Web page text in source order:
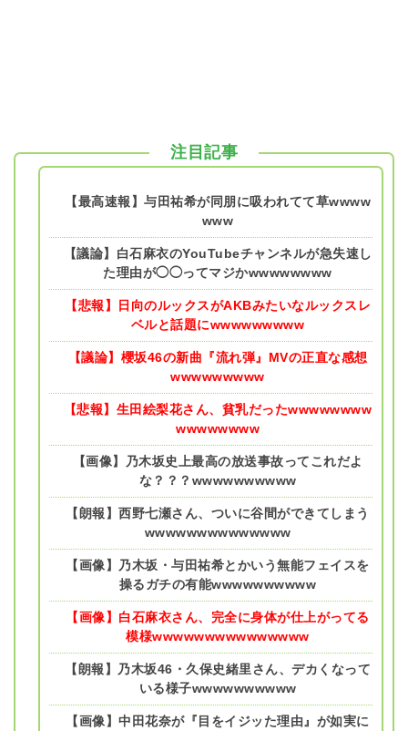
注目記事
【最高速報】与田祐希が同朋に吸われてて草wwww
www
【議論】白石麻衣のYouTubeチャンネルが急失速し
た理由が◯◯ってマジかwwwwwwww
【悲報】日向のルックスがAKBみたいなルックスレ
ベルと話題にwwwwwwwww
【議論】櫻坂46の新曲『流れ弾』MVの正直な感想
wwwwwwwww
【悲報】生田絵梨花さん、貧乳だったwwwwwwww
wwwwwwww
【画像】乃木坂史上最高の放送事故ってこれだよ
な？？？wwwwwwwwww
【朗報】西野七瀬さん、ついに谷間ができてしまう
wwwwwwwwwwwwww
【画像】乃木坂・与田祐希とかいう無能フェイスを
操るガチの有能wwwwwwwwww
【画像】白石麻衣さん、完全に身体が仕上がってる
模様wwwwwwwwwwwwwww
【朗報】乃木坂46・久保史緒里さん、デカくなって
いる様子wwwwwwwwww
【画像】中田花奈が『目をイジッた理由』が如実に